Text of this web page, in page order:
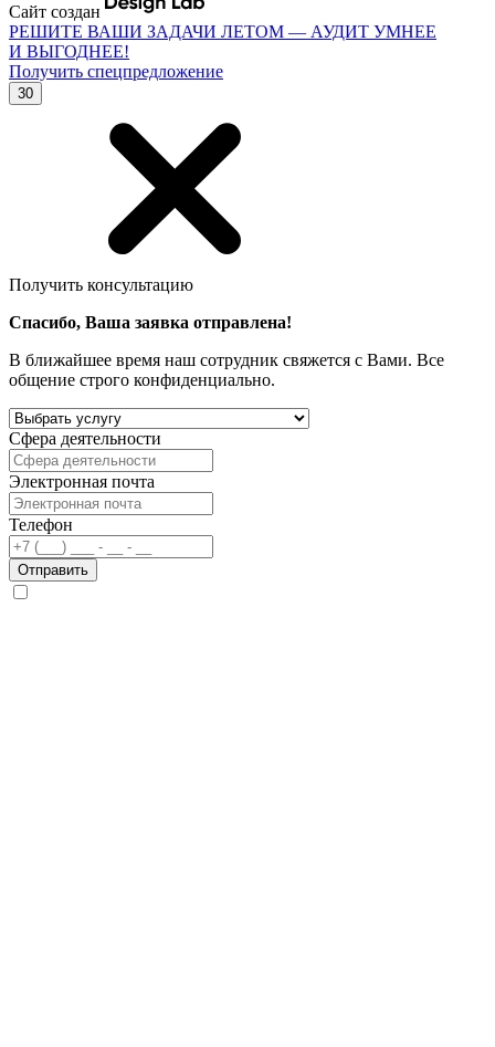
Сайт создан
РЕШИТЕ ВАШИ ЗАДАЧИ ЛЕТОМ — АУДИТ УМНЕЕ
И ВЫГОДНЕЕ!
Получить спецпредложение
30
Получить консультацию
Спасибо, Ваша заявка отправлена!
В ближайшее время наш сотрудник свяжется с Вами. Все
общение строго конфиденциально.
Сфера деятельности
Электронная почта
Телефон
Отправить